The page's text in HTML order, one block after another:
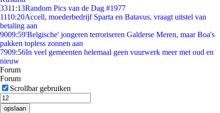
3311:13Random Pics van de Dag #1977
1110:20Accell, moederbedrijf Sparta en Batavus, vraagt uitstel van
betaling aan
9009:59'Belgische' jongeren terroriseren Galderse Meren, maar Boa's
pakken topless zonnen aan
7909:56In veel gemeenten helemaal geen vuurwerk meer met oud en
nieuw
Forum
Forum
Scrollbar gebruiken
opslaan